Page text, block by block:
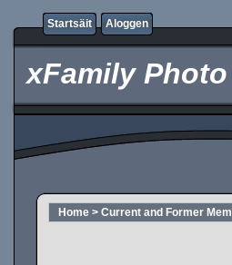
Startsäit Aloggen
xFamily
Home > Current and Former